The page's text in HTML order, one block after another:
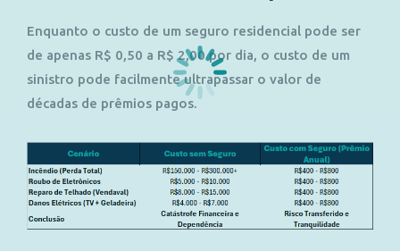
Enquanto o custo de um seguro residencial pode ser
de apenas R$ 0,50 a R$ 2,00 por dia, o custo de um
sinistro pode facilmente ultrapassar o valor de
décadas de prêmios pagos.